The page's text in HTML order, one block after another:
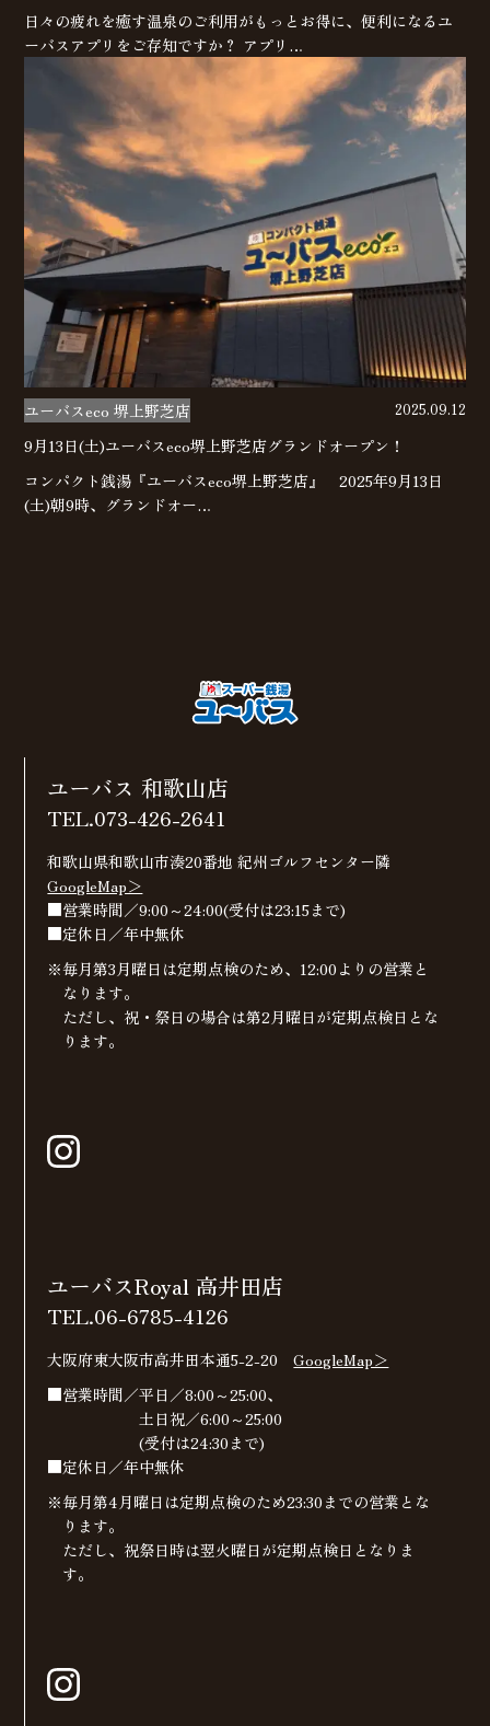
日々の疲れを癒す温泉のご利用がもっとお得に、便利になるユ
ーバスアプリをご存知ですか？ アプリ…
ユーバスeco 堺上野芝店 2025.09.12
9月13日(土)ユーバスeco堺上野芝店グランドオープン！
コンパクト銭湯『ユーバスeco堺上野芝店』 2025年9月13日
(土)朝9時、グランドオー…
ユーバス 和歌山店
TEL.073-426-2641
和歌山県和歌山市湊20番地 紀州ゴルフセンター隣
GoogleMap＞
■営業時間／9:00～24:00(受付は23:15まで)
■定休日／年中無休
※毎月第3月曜日は定期点検のため、12:00よりの営業と
なります。
ただし、祝・祭日の場合は第2月曜日が定期点検日とな
ります。
ユーバスRoyal 高井田店
TEL.06-6785-4126
大阪府東大阪市高井田本通5-2-20GoogleMap＞
■営業時間／平日／8:00～25:00、
土日祝／6:00～25:00
(受付は24:30まで)
■定休日／年中無休
※毎月第4月曜日は定期点検のため23:30までの営業とな
ります。
ただし、祝祭日時は翌火曜日が定期点検日となりま
す。